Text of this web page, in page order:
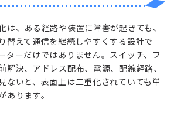
は、ある経路や装置に障害が起きても、
替えて通信を継続しやすくする設計で
ターだけではありません。スイッチ、フ
解決、アドレス配布、電源、配線経路、
ないと、表面上は二重化されていても単
あります。